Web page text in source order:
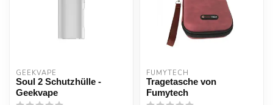
GEEKVAPE
Soul 2 Schutzhülle -
Geekvape
FUMYTECH
Tragetasche von
Fumytech